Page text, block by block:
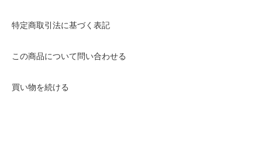
特定商取引法に基づく表記
この商品について問い合わせる
買い物を続ける